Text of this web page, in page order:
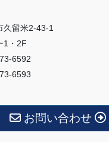
久留米2-43-1
1・2F
6592
6593
お問い合わせ